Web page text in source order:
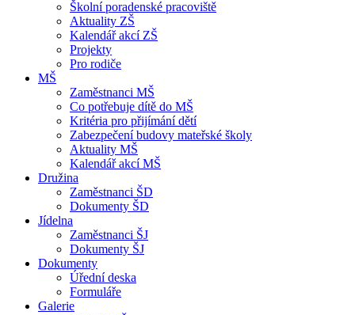
Školní poradenské pracoviště
Aktuality ZŠ
Kalendář akcí ZŠ
Projekty
Pro rodiče
MŠ
Zaměstnanci MŠ
Co potřebuje dítě do MŠ
Kritéria pro přijímání dětí
Zabezpečení budovy mateřské školy
Aktuality MŠ
Kalendář akcí MŠ
Družina
Zaměstnanci ŠD
Dokumenty ŠD
Jídelna
Zaměstnanci ŠJ
Dokumenty ŠJ
Dokumenty
Úřední deska
Formuláře
Galerie